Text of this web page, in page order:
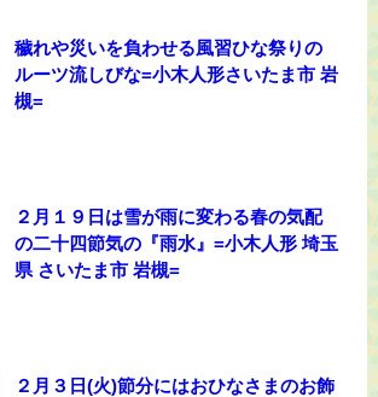
穢れや災いを負わせる風習ひな祭りの
ルーツ流しびな=小木人形さいたま市 岩
槻=
２月１９日は雪が雨に変わる春の気配
の二十四節気の『雨水』=小木人形 埼玉
県 さいたま市 岩槻=
２月３日(火)節分にはおひなさまのお飾